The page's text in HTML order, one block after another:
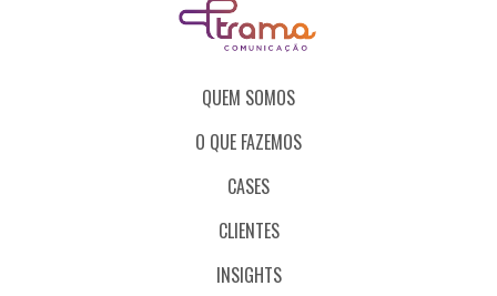
QUEM SOMOS
O QUE FAZEMOS
CASES
CLIENTES
INSIGHTS